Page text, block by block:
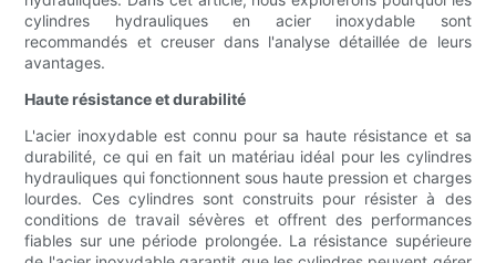
cylindres hydrauliques en acier inoxydable sont
recommandés et creuser dans l'analyse détaillée de leurs
avantages.
Haute résistance et durabilité
L'acier inoxydable est connu pour sa haute résistance et sa
durabilité, ce qui en fait un matériau idéal pour les cylindres
hydrauliques qui fonctionnent sous haute pression et charges
lourdes. Ces cylindres sont construits pour résister à des
conditions de travail sévères et offrent des performances
fiables sur une période prolongée. La résistance supérieure